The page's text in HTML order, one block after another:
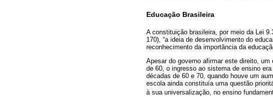
Educação Brasileira
A constituição brasileira, por meio da Lei
170), “a ideia de desenvolvimento do
reconhecimento da importância da
Apesar do governo afirmar este direito,
de 60, o ingresso ao sistema de ensino
décadas de 60 e 70, quando houve um
escola ainda constituía uma questão
à sua universalização, no ensino